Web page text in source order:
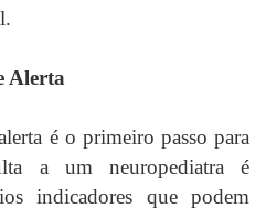
Alerta
é o primeiro passo para
a um neuropediatra é
indicadores que podem